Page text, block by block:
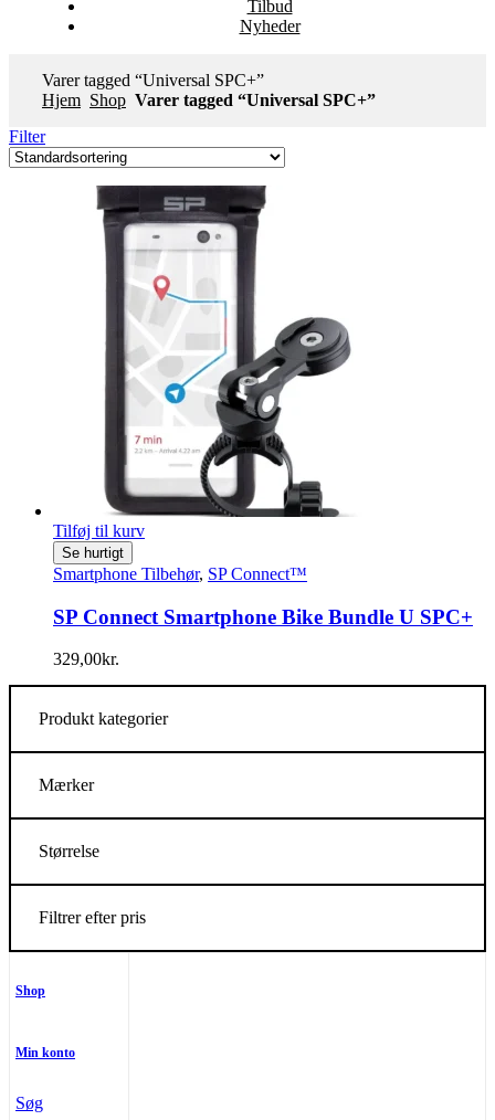
Tilbud
Nyheder
Varer tagged “Universal SPC+”
Hjem Shop Varer tagged “Universal SPC+”
Filter
Tilføj til kurv
Se hurtigt
Smartphone Tilbehør, SP Connect™
SP Connect Smartphone Bike Bundle U SPC+
329,00kr.
Produkt kategorier
Mærker
Størrelse
Filtrer efter pris
Shop
Min konto
Søg